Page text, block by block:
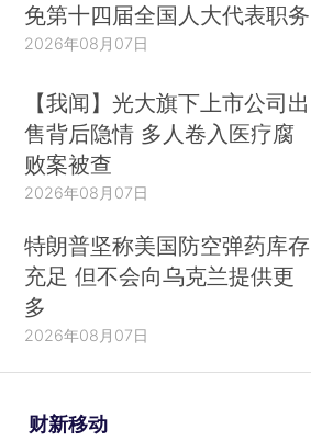
免第十四届全国人大代表职务
2026年08月07日
【我闻】光大旗下上市公司出
售背后隐情 多人卷入医疗腐
败案被查
2026年08月07日
特朗普坚称美国防空弹药库存
充足 但不会向乌克兰提供更
多
2026年08月07日
财新移动